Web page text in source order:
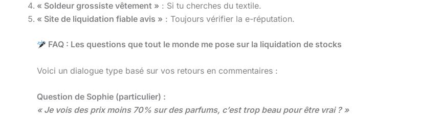
« Soldeur grossiste vêtement » : Si tu cherches du textile.
« Site de liquidation fiable avis » : Toujours vérifier la e-réputation.
FAQ : Les questions que tout le monde me pose sur la liquidation de stocks
Voici un dialogue type basé sur vos retours en commentaires :
Question de Sophie (particulier) :
« Je vois des prix moins 70% sur des parfums, c’est trop beau pour être vrai ? »